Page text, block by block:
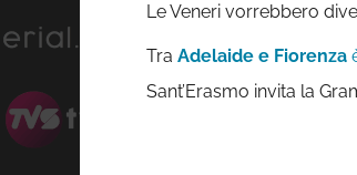
Le Veneri vorrebbero
Tra Adelaide e Fiorenza
Sant’Erasmo invita la